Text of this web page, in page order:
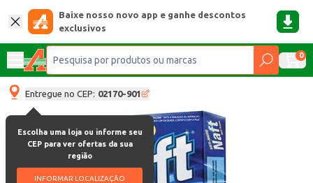
Baixe nosso novo app e ganhe descontos
exclusivos
0
Entregue no CEP: 02170-901
Escolha uma loja ou informe seu
CEP para ver ofertas da sua
região
INFORMAR LOCALIZAÇÃO